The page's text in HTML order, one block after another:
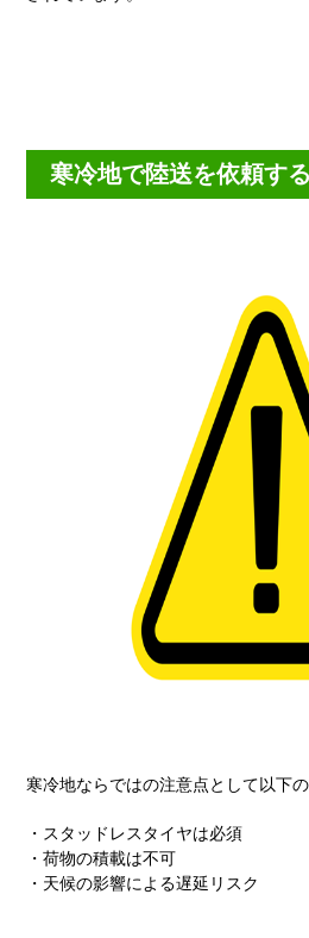
寒冷地で陸送を依頼す
寒冷地ならではの注意点として以下
・スタッドレスタイヤは必須
・荷物の積載は不可
・天候の影響による遅延リスク